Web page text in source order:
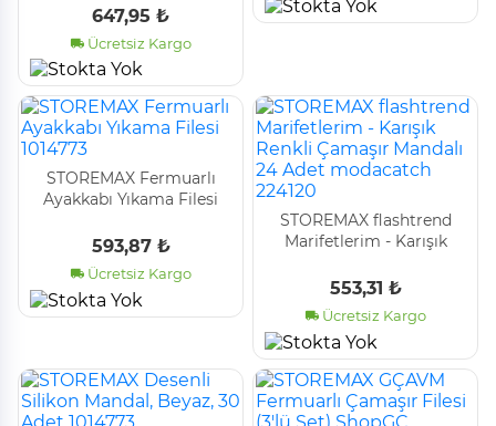
Çamaşır Yıkama Filesi
Maxi 40cmx60cm, Çok
Renkli, Medium svngsph
647,95 ₺
Ücretsiz Kargo
STOREMAX Fermuarlı
Ayakkabı Yıkama Filesi
593,87 ₺
Ücretsiz Kargo
STOREMAX flashtrend
Marifetlerim - Karışık
24 Adet modacatch
553,31 ₺
Ücretsiz Kargo